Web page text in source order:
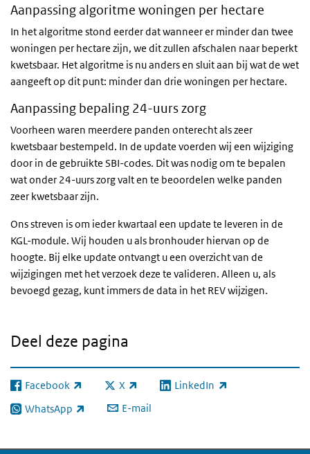
Aanpassing algoritme woningen per hectare
In het algoritme stond eerder dat wanneer er minder dan twee
woningen per hectare zijn, we dit zullen afschalen naar beperkt
kwetsbaar. Het algoritme is nu anders en sluit aan bij wat de wet
aangeeft op dit punt: minder dan drie woningen per hectare.
Aanpassing bepaling 24-uurs zorg
Voorheen waren meerdere panden onterecht als zeer
kwetsbaar bestempeld. In de update voerden wij een wijziging
door in de gebruikte SBI-codes. Dit was nodig om te bepalen
wat onder 24-uurs zorg valt en te beoordelen welke panden
zeer kwetsbaar zijn.
Ons streven is om ieder kwartaal een update te leveren in de
KGL-module. Wij houden u als bronhouder hiervan op de
hoogte. Bij elke update ontvangt u een overzicht van de
wijzigingen met het verzoek deze te valideren. Alleen u, als
bevoegd gezag, kunt immers de data in het REV wijzigen.
Deel deze pagina
Facebook
(externe link) X
(externe link) LinkedIn
(externe link)
WhatsApp
(externe link) E-mail